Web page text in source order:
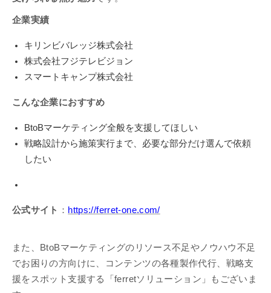
企業実績
キリンビバレッジ株式会社
株式会社フジテレビジョン
スマートキャンプ株式会社
こんな企業におすすめ
BtoBマーケティング全般を支援してほしい
戦略設計から施策実行まで、必要な部分だけ選んで依頼
したい
公式サイト ： https://ferret-one.com/
また、BtoBマーケティングのリソース不足やノウハウ不足
でお困りの方向けに、コンテンツの各種製作代行、戦略支
援をスポット支援する「ferretソリューション」もございま